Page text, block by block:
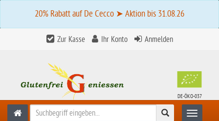
20% Rabatt auf De Cecco ➤ Aktion bis 31.08.26
Zur Kasse Ihr Konto Anmelden
DE-ÖKO-037
Suchen Toggle